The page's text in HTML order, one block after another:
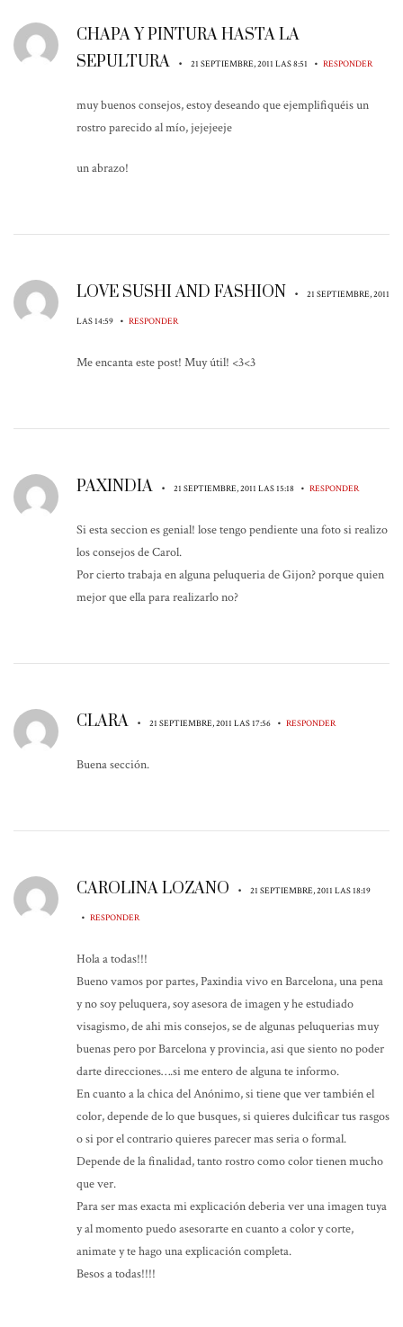
CHAPA Y PINTURA HASTA LA
SEPULTURA
• 21 SEPTIEMBRE, 2011 LAS 8:51 • RESPONDER
muy buenos consejos, estoy deseando que ejemplifiquéis un
rostro parecido al mío, jejejeeje
un abrazo!
LOVE SUSHI AND FASHION • 21 SEPTIEMBRE, 2011
LAS 14:59 • RESPONDER
Me encanta este post! Muy útil! <3<3
PAXINDIA • 21 SEPTIEMBRE, 2011 LAS 15:18 • RESPONDER
Si esta seccion es genial! lose tengo pendiente una foto si realizo
los consejos de Carol.
Por cierto trabaja en alguna peluqueria de Gijon? porque quien
mejor que ella para realizarlo no?
CLARA • 21 SEPTIEMBRE, 2011 LAS 17:56 • RESPONDER
Buena sección.
CAROLINA LOZANO • 21 SEPTIEMBRE, 2011 LAS 18:19
• RESPONDER
Hola a todas!!!
Bueno vamos por partes, Paxindia vivo en Barcelona, una pena
y no soy peluquera, soy asesora de imagen y he estudiado
visagismo, de ahi mis consejos, se de algunas peluquerias muy
buenas pero por Barcelona y provincia, asi que siento no poder
darte direcciones….si me entero de alguna te informo.
En cuanto a la chica del Anónimo, si tiene que ver también el
color, depende de lo que busques, si quieres dulcificar tus rasgos
o si por el contrario quieres parecer mas seria o formal.
Depende de la finalidad, tanto rostro como color tienen mucho
que ver.
Para ser mas exacta mi explicación deberia ver una imagen tuya
y al momento puedo asesorarte en cuanto a color y corte,
animate y te hago una explicación completa.
Besos a todas!!!!